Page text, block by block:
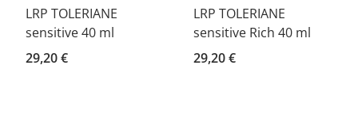
LRP TOLERIANE
sensitive 40 ml
29,20 €
LRP TOLERIANE
sensitive Rich 40 ml
29,20 €